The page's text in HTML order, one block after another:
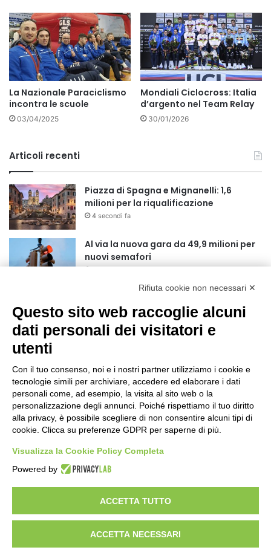
La Nazionale Paraciclismo
incontra le scuole
03/04/2025
Mondiali Ciclocross: Italia
d’argento nel Team Relay
30/01/2026
Articoli recenti
Piazza di Spagna e Mignanelli: 1,6
milioni per la riqualificazione
4 secondi fa
Al via la nuova gara da 49,9 milioni per
nuovi semafori
futuro della ricerca in fisica
fondamentale in Italia
2 giorni fa
oro iridato è azzurro
3 giorni fa
Buoni libro 2026-2027: domande online
fino al 25 settembre
3 giorni fa
Torna il Moscerine Film Festival Summer
Camp
3 giorni fa
Rifiuta cookie non necessari ✕
Questo sito web raccoglie alcuni
dati personali dei visitatori e
utenti
Con il tuo consenso, noi e i nostri partner utilizziamo i cookie e
tecnologie simili per archiviare, accedere ed elaborare i dati
personali come, ad esempio, la visita al sito web o la
personalizzazione degli annunci. Poiché rispettiamo il tuo diritto
alla privacy, è possibile scegliere di non consentire alcuni tipi di
cookie. Clicca su preferenze GDPR per saperne di più.
Visualizza la Cookie Policy Completa
Powered by
ACCETTA TUTTO
ACCETTA NECESSARI